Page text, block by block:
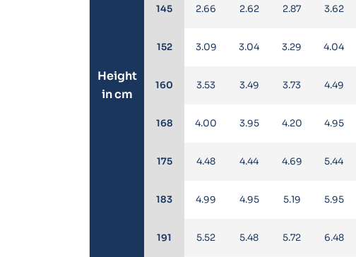
Height
in cm
145 2.66 2.62 2.87 3.62
152 3.09 3.04 3.29 4.04
160 3.53 3.49 3.73 4.49
168 4.00 3.95 4.20 4.95
175 4.48 4.44 4.69 5.44
183 4.99 4.95 5.19 5.95
191 5.52 5.48 5.72 6.48